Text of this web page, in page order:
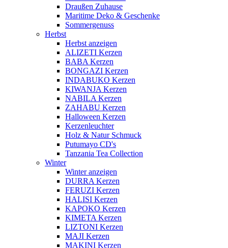
Draußen Zuhause
Maritime Deko & Geschenke
Sommergenuss
Herbst
Herbst anzeigen
ALIZETI Kerzen
BABA Kerzen
BONGAZI Kerzen
INDABUKO Kerzen
KIWANJA Kerzen
NABILA Kerzen
ZAHABU Kerzen
Halloween Kerzen
Kerzenleuchter
Holz & Natur Schmuck
Putumayo CD's
Tanzania Tea Collection
Winter
Winter anzeigen
DURRA Kerzen
FERUZI Kerzen
HALISI Kerzen
KAPOKO Kerzen
KIMETA Kerzen
LIZTONI Kerzen
MAJI Kerzen
MAKINI Kerzen